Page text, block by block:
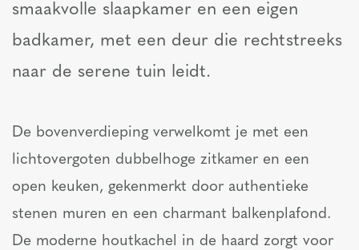
smaakvolle slaapkamer en een eigen
badkamer, met een deur die rechtstreeks
naar de serene tuin leidt.
De bovenverdieping verwelkomt je met een
lichtovergoten dubbelhoge zitkamer en een
open keuken, gekenmerkt door authentieke
stenen muren en een charmant balkenplafond.
De moderne houtkachel in de haard zorgt voor